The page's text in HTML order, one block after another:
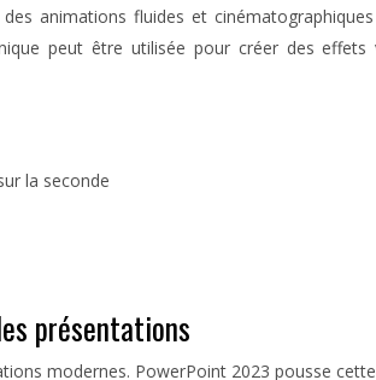
animations fluides et
peut être utilisée pour créer des
la seconde
présentations
modernes. PowerPoint 2023 pousse